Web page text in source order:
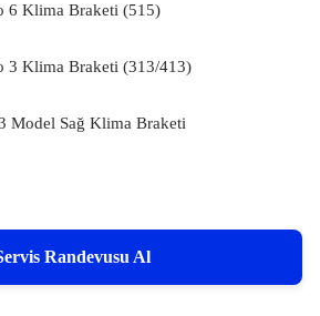
6 Klima Braketi (515)
3 Klima Braketi (313/413)
Model Sağ Klima Braketi
Randevusu Al